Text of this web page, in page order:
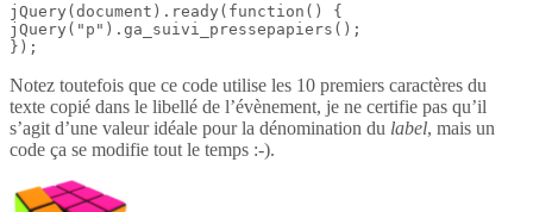
jQuery(document).ready(function() {
jQuery("p").ga_suivi_pressepapiers();
});
Notez toutefois que ce code utilise les 10 premiers caractères du
texte copié dans le libellé de l’évènement, je ne certifie pas qu’il
s’agit d’une valeur idéale pour la dénomination du label, mais un
code ça se modifie tout le temps :-).